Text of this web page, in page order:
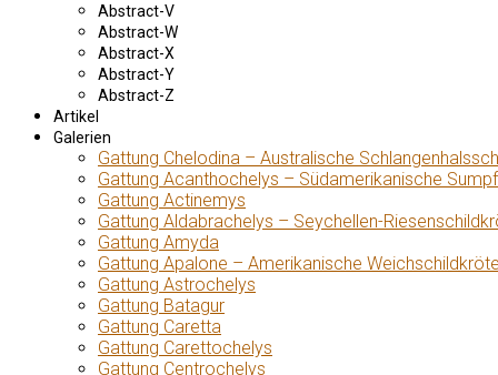
Abstract-V
Abstract-W
Abstract-X
Abstract-Y
Abstract-Z
Artikel
Galerien
Gattung Chelodina – Australische
Gattung Acanthochelys – Südamerikanische
Gattung Actinemys
Gattung Aldabrachelys – Seychellen-
Gattung Amyda
Gattung Apalone – Amerikanische
Gattung Astrochelys
Gattung Batagur
Gattung Caretta
Gattung Carettochelys
Gattung Centrochelys